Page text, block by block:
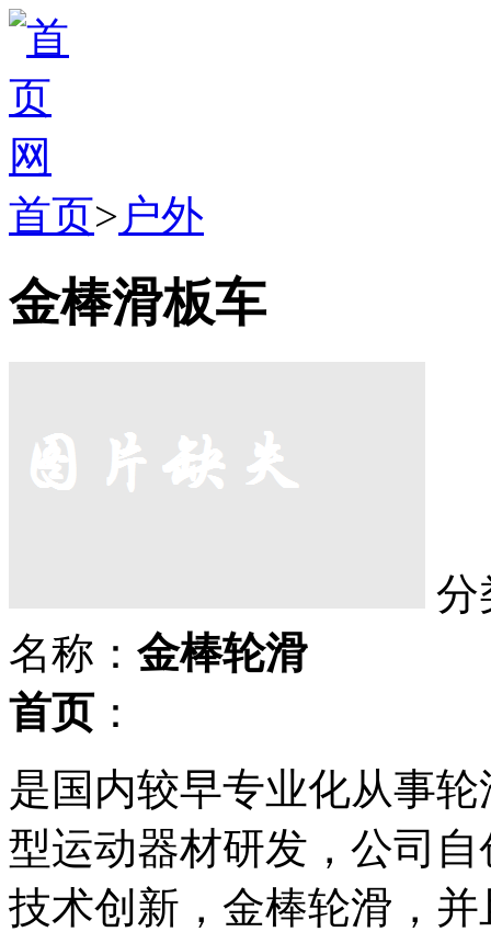
首页>户外
金棒滑板车
分
名称： 金棒轮滑
首页 ：
是国内较早专业化从事
型运动器材研发，公司
技术创新，金棒轮滑，